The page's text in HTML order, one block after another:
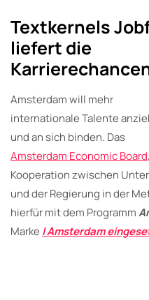
Textkernels
liefert die
Amsterdam will mehr
internationale Talente
und an sich binden. Das
Amsterdam Economic Board
Kooperation zwischen
und der Regierung in der
hierfür mit dem Programm
Marke I Amsterdam